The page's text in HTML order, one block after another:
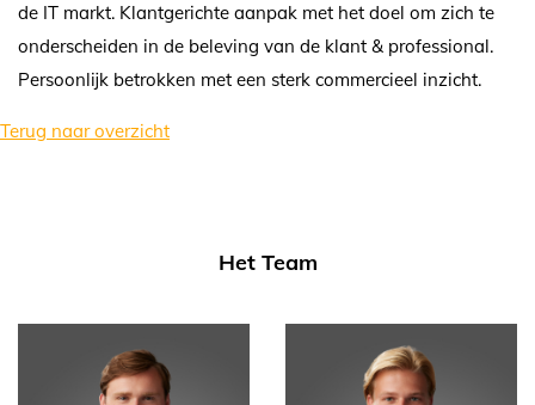
de IT markt. Klantgerichte aanpak met het doel om zich te
onderscheiden in de beleving van de klant & professional.
Persoonlijk betrokken met een sterk commercieel inzicht.
Terug naar overzicht
Het Team